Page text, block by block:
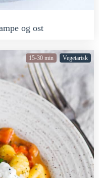
og ost
15-30 min Vegetarisk